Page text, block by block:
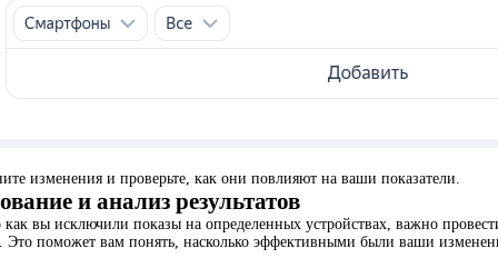
изменения и проверьте, как они повлияют на ваши показатели.
и анализ результатов
как вы исключили показы на определенных устройствах, важно
Это поможет вам понять, насколько эффективными были ваши